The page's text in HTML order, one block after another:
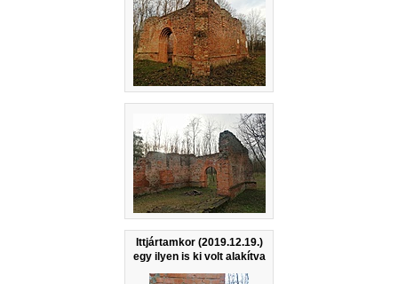
Ittjártamkor (2019.12.19.)
egy ilyen is ki volt alakítva